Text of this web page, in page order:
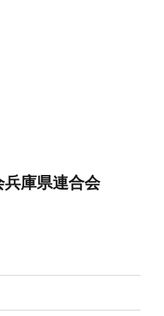
兵庫県連合会